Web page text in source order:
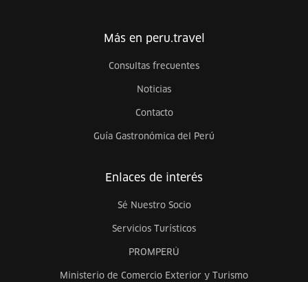
Más en peru.travel
Consultas frecuentes
Noticias
Contacto
Guía Gastronómica del Perú
Enlaces de interés
Sé Nuestro Socio
Servicios Turísticos
PROMPERÚ
Ministerio de Comercio Exterior y Turismo